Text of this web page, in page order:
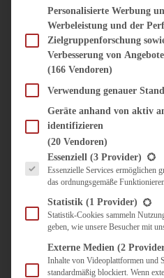
DIPS,
ÜBER MICH
Personalisierte Werbung
Werbeleistung und der
Zielgruppenforschung
Verbesserung von
(166 Vendoren)
Verwendung genauer
Geräte anhand von aktiv
identifizieren
(20 Vendoren)
Es folgt eine Liste der Service-Gruppen,
Essenziell (3 Provider)
Essenzielle Services ermöglichen
das ordnungsgemäße
Statistik (1 Provider)
Statistik-Cookies sammeln
geben, wie unsere Besucher mit
Externe Medien (2
Inhalte von Videoplattformen und
standardmäßig blockiert. Wenn